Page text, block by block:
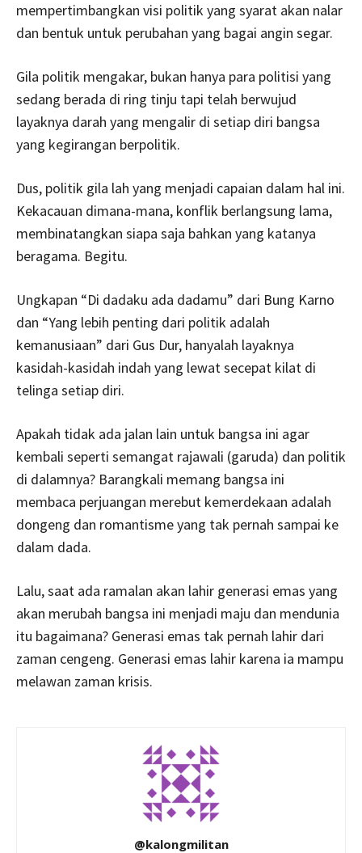
mempertimbangkan visi politik yang syarat akan nalar
dan bentuk untuk perubahan yang bagai angin segar.
Gila politik mengakar, bukan hanya para politisi yang
sedang berada di ring tinju tapi telah berwujud
layaknya darah yang mengalir di setiap diri bangsa
yang kegirangan berpolitik.
Dus, politik gila lah yang menjadi capaian dalam hal ini.
Kekacauan dimana-mana, konflik berlangsung lama,
membinatangkan siapa saja bahkan yang katanya
beragama. Begitu.
Ungkapan “Di dadaku ada dadamu” dari Bung Karno
dan “Yang lebih penting dari politik adalah
kemanusiaan” dari Gus Dur, hanyalah layaknya
kasidah-kasidah indah yang lewat secepat kilat di
telinga setiap diri.
Apakah tidak ada jalan lain untuk bangsa ini agar
kembali seperti semangat rajawali (garuda) dan politik
di dalamnya? Barangkali memang bangsa ini
membaca perjuangan merebut kemerdekaan adalah
dongeng dan romantisme yang tak pernah sampai ke
dalam dada.
Lalu, saat ada ramalan akan lahir generasi emas yang
akan merubah bangsa ini menjadi maju dan mendunia
itu bagaimana? Generasi emas tak pernah lahir dari
zaman cengeng. Generasi emas lahir karena ia mampu
melawan zaman krisis.
@kalongmilitan